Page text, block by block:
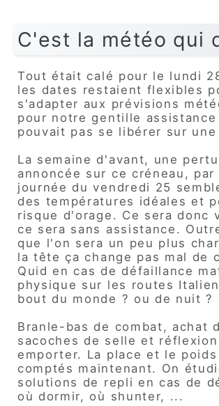
C'est la météo qui
Tout était calé pour le lundi
les dates restaient flexibles
s'adapter aux prévisions
pour notre gentille assistance
pouvait pas se libérer sur
La semaine d'avant, une
annoncée sur ce créneau,
journée du vendredi 25
des températures idéales et
risque d'orage. Ce sera donc
ce sera sans assistance.
que l'on sera un peu plus
la tête ça change pas mal de
Quid en cas de défaillance
physique sur les routes
bout du monde ? ou de nuit ?
Branle-bas de combat, achat
sacoches de selle et
emporter. La place et le
comptés maintenant. On
solutions de repli en cas de
où dormir, où shunter, ...